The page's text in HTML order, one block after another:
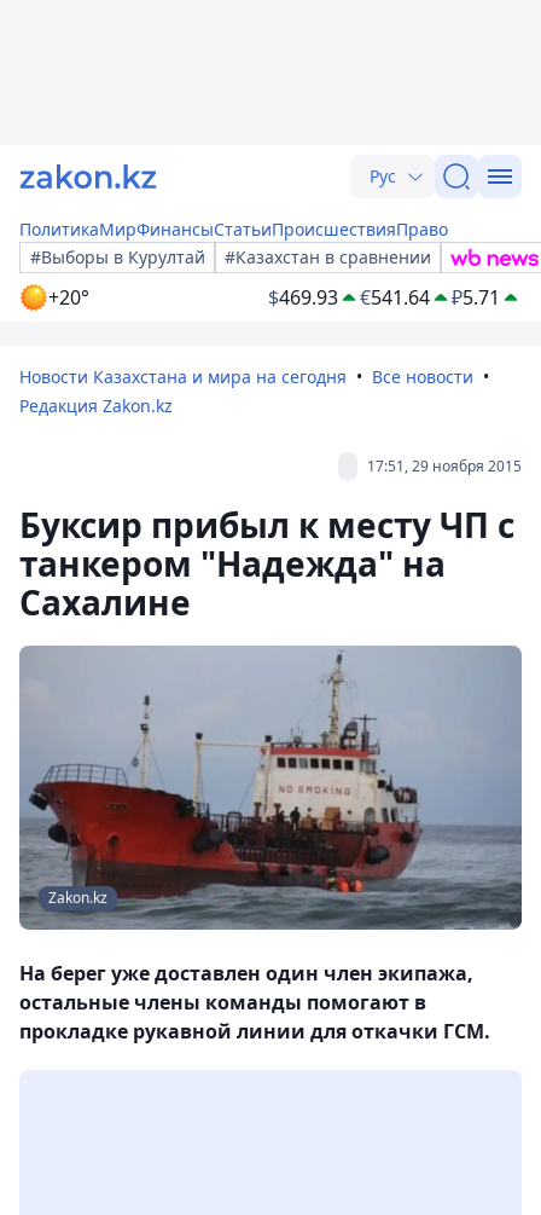
Рус
ПолитикаМирФинансыСтатьиПроисшествияПраво
#Выборы в Курултай
#Казахстан в сравнении
+20° $469.93 €541.64 ₽5.71
Новости Казахстана и мира на сегодня
Все новости
Редакция Zakon.kz
17:51, 29 ноября 2015
Буксир прибыл к месту ЧП с
танкером "Надежда" на
Сахалине
Zakon.kz
На берег уже доставлен один член экипажа,
остальные члены команды помогают в
прокладке рукавной линии для откачки ГСМ.